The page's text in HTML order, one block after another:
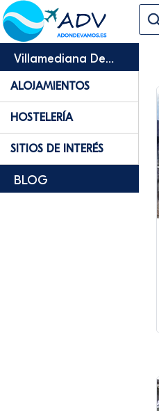
Villamediana De
ALOJAMIENTOS
HOSTELERÍA
SITIOS DE INTERÉS
BLOG